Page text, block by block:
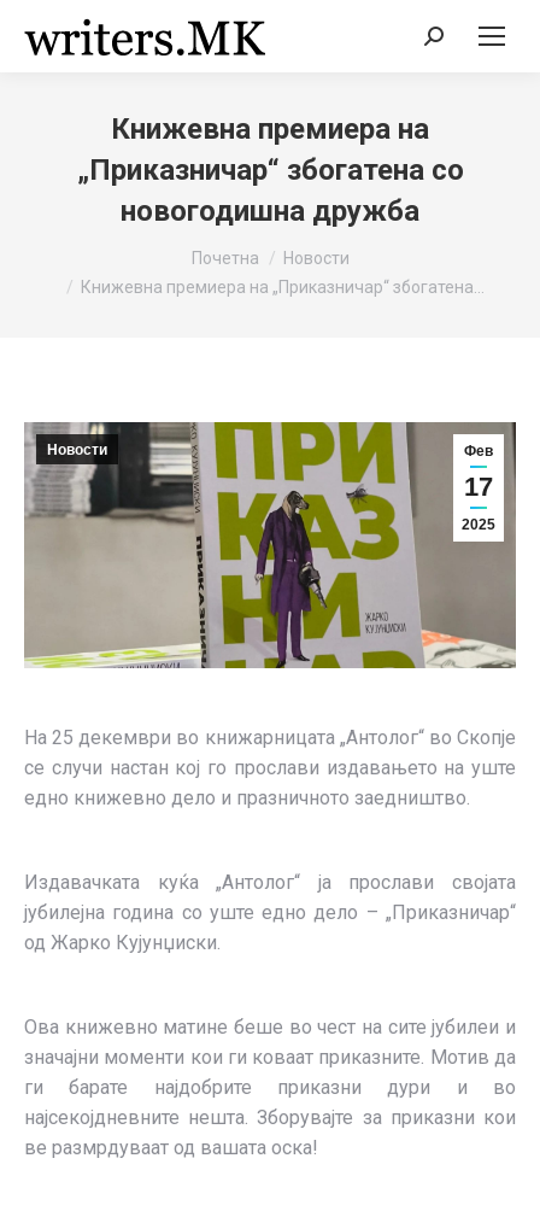
Search:
Книжевна премиера на
„Приказничар“ збогатена со
новогодишна дружба
Почетна
Новости
Книжевна премиера на „Приказничар“ збогатена…
Фев
17
2025
Новости
На 25 декември во книжарницата „Антолог“ во Скопје
се случи настан кој го прослави издавањето на уште
едно книжевно дело и празничното заедништво.
Издавачката куќа „Антолог“ ја прослави својата
јубилејна година со уште едно дело – „Приказничар“
од Жарко Кујунџиски.
Ова книжевно матине беше во чест на сите јубилеи и
значајни моменти кои ги коваат приказните. Мотив да
ги барате најдобрите приказни дури и во
најсекојдневните нешта. Зборувајте за приказни кои
ве размрдуваат од вашата оска!